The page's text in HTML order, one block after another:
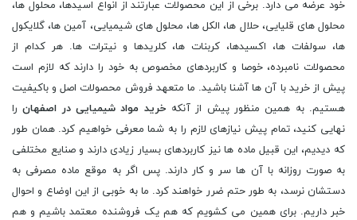
خود عرضه می دارد. برخی از این محصولات عبارتند از انواع اسیدها، محلول ها،
محلول های قلیایی، حلال ها، الکل ها، محلول های شیمیایی، آمین ها، گلایکول
ها، سولفات ها، اکسیدها، کربنات ها، کلریدها و نیترات ها. هر کدام از
محصولات نامبرده، خوصا و کاربردهای مخصوص به خود را دارند که لازم است
پیش از خرید با آن ها آشنا باشید. ما متعهد فروش محصولات اصل و باکیفیت
هستیم. به همین منظور پیش از آنکه خرید مواد شیمیایی در اصفهانرا
نهایی کنید، تمام پیش نیازهای لازم را به شما معرفی خواهیم کرد. همان طور
که دیدیم، این قبیل ماده ها نیز کاربردهای بسیار زیادی دارند و صنایع مختلفی
به صورت روزانه با آن ها سر و کار دارند. پس اگر به موقع ماده مصرفی به
دستشان نرسد، به طور حتم ضرر خواهند کرد. ما به خوبی از این اوضاع و احوال
خبر داریم. برای همین می کشویم که هم یک فروشنده معتمد باشیم و هم